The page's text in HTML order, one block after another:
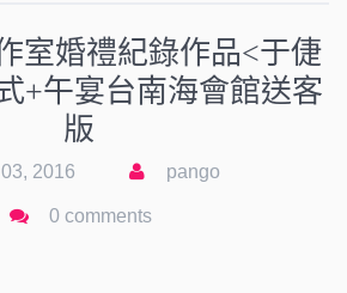
室婚禮紀錄作品<于倢
+午宴台南海會館送客
版
2016 pango
0 comments